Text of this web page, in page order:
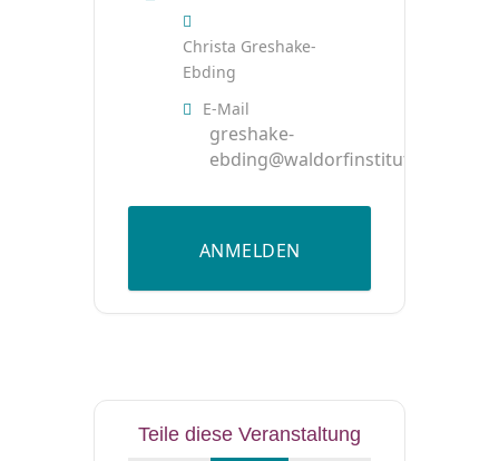
Christa Greshake-
Ebding
E-Mail
greshake-
ebding@waldorfinstitut.de
ANMELDEN
Teile diese Veranstaltung